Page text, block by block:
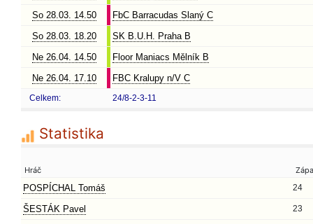
So 28.03. 14.50
FbC Barracudas Slaný C
So 28.03. 18.20
SK B.U.H. Praha B
Ne 26.04. 14.50
Floor Maniacs Mělník B
Ne 26.04. 17.10
FBC Kralupy n/V C
Celkem: 24/8-2-3-11
Statistika
Hráč
POSPÍCHAL Tomáš 24
ŠESTÁK Pavel 23